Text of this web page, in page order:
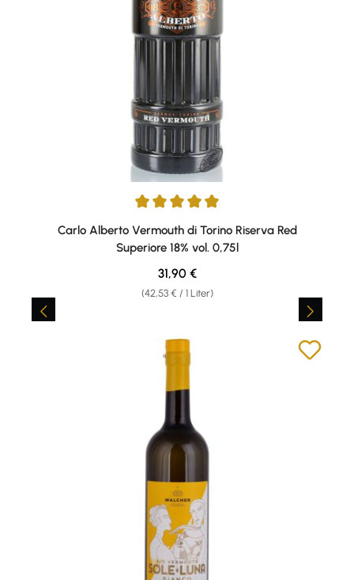
Durchschnittliche Bewertung von 5 von 5 Sternen
Carlo Alberto Vermouth di Torino Riserva Red
Superiore 18% vol. 0,75l
(42,53 € / 1 Liter)
Regulärer Preis:
31,90 €